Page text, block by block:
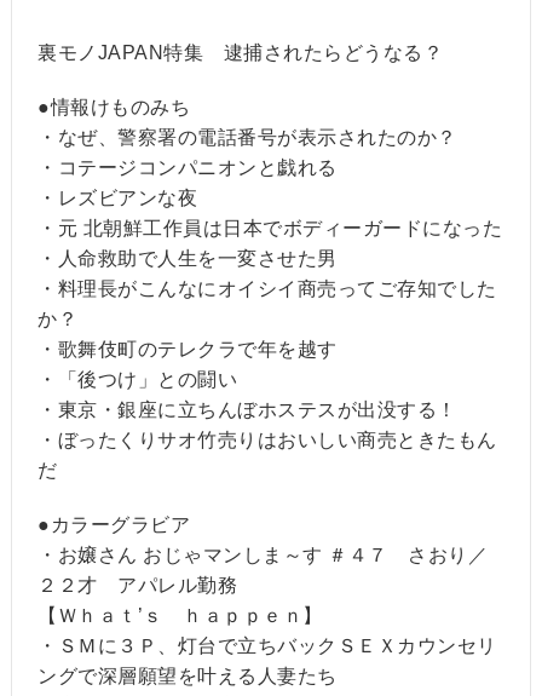
裏モノJAPAN特集 逮捕されたらどうなる？
●情報けものみち
・なぜ、警察署の電話番号が表示されたのか？
・コテージコンパニオンと戯れる
・レズビアンな夜
・元 北朝鮮工作員は日本でボディーガードになった
・人命救助で人生を一変させた男
・料理長がこんなにオイシイ商売ってご存知でした
か？
・歌舞伎町のテレクラで年を越す
・「後つけ」との闘い
・東京・銀座に立ちんぼホステスが出没する！
・ぼったくりサオ竹売りはおいしい商売ときたもん
だ
●カラーグラビア
・お嬢さん おじゃマンしま～す ＃４７ さおり／
２２才 アパレル勤務
【Ｗｈａｔ’ｓ ｈａｐｐｅｎ】
・ＳＭに３Ｐ、灯台で立ちバックＳＥＸカウンセリ
ングで深層願望を叶える人妻たち